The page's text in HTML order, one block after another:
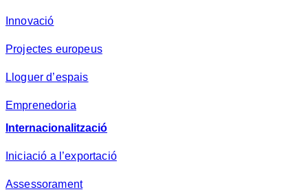
Innovació
Projectes europeus
Lloguer d’espais
Emprenedoria
Internacionalització
Iniciació a l’exportació
Assessorament